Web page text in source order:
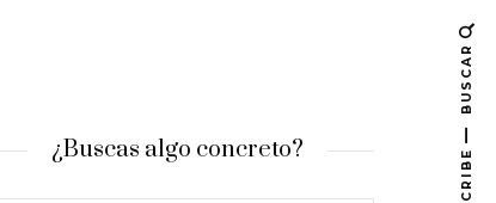
¿Buscas algo concreto?
BUSCAR